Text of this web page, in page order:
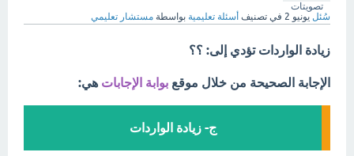
تصويتات
سُئل يونيو 2 في تصنيف أسئلة تعليمية بواسطة مستشار تعليمي
زيادة الواردات تؤدي إلى: ؟؟
الإجابة الصحيحة من خلال موقع بوابة الإجابات هي:
ج- زيادة الواردات